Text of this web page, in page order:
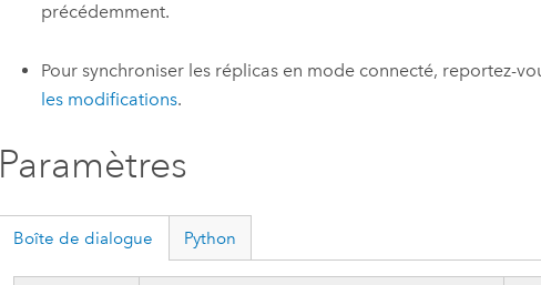
précédemment.
Pour synchroniser les réplicas en mode connecté, reportez-
les modifications.
Paramètres
Boîte de dialogue Python